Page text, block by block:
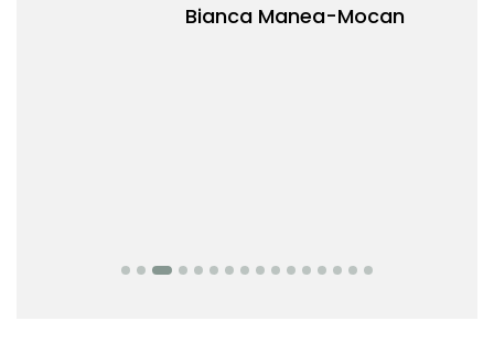
Bianca Manea-Mocan